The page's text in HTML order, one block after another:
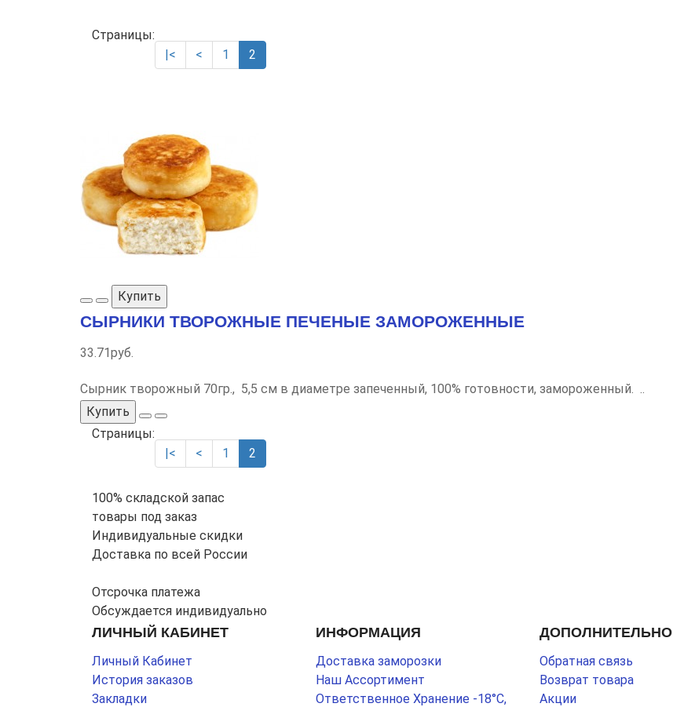
Страницы:
|<
< 1 2
Купить
СЫРНИКИ ТВОРОЖНЫЕ ПЕЧЕНЫЕ ЗАМОРОЖЕННЫЕ
33.71руб.
Сырник творожный 70гр., 5,5 см в диаметре запеченный, 100% готовности, замороженный. ..
Купить
Страницы:
|<
< 1 2
100% складской запас
товары под заказ
Индивидуальные скидки
Доставка по всей России
Отсрочка платежа
Обсуждается индивидуально
ЛИЧНЫЙ КАБИНЕТ
Личный Кабинет
История заказов
Закладки
ИНФОРМАЦИЯ
Доставка заморозки
Наш Ассортимент
Ответственное Хранение -18°С,
ДОПОЛНИТЕЛЬНО
Обратная связь
Возврат товара
Акции